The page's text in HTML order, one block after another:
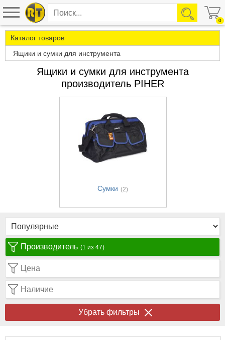
0
Каталог товаров
Ящики и сумки для инструмента
Ящики и сумки для инструмента
производитель PIHER
Сумки (2)
Производитель (1 из 47)
Цена
Наличие
Убрать фильтры